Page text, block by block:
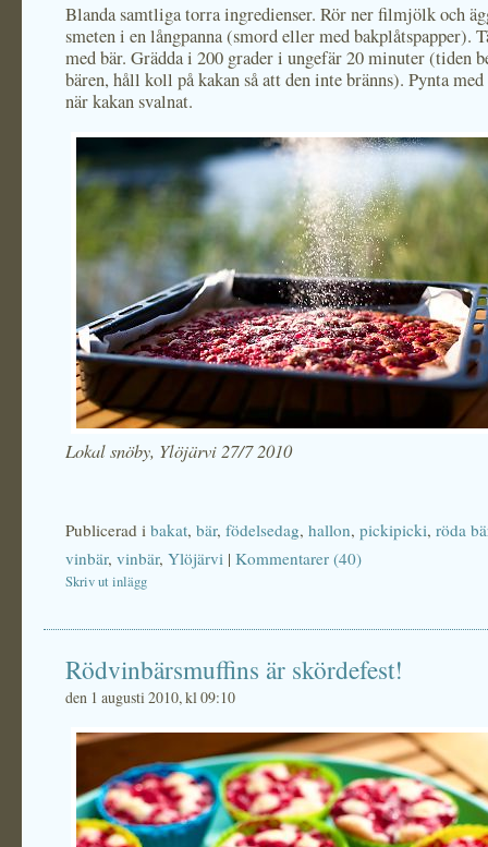
Blanda samtliga torra ingredienser. Rör ner filmjölk och
smeten i en långpanna (smord eller med bakplåtspapper).
med bär. Grädda i 200 grader i ungefär 20 minuter (tiden
bären, håll koll på kakan så att den inte bränns). Pynta
när kakan svalnat.
Lokal snöby, Ylöjärvi 27/7 2010
Publicerad i bakat, bär, födelsedag, hallon, pickipicki, röda
vinbär, vinbär, Ylöjärvi | Kommentarer (40)
Skriv ut inlägg
Rödvinbärsmuffins är skördefest!
den 1 augusti 2010, kl 09:10